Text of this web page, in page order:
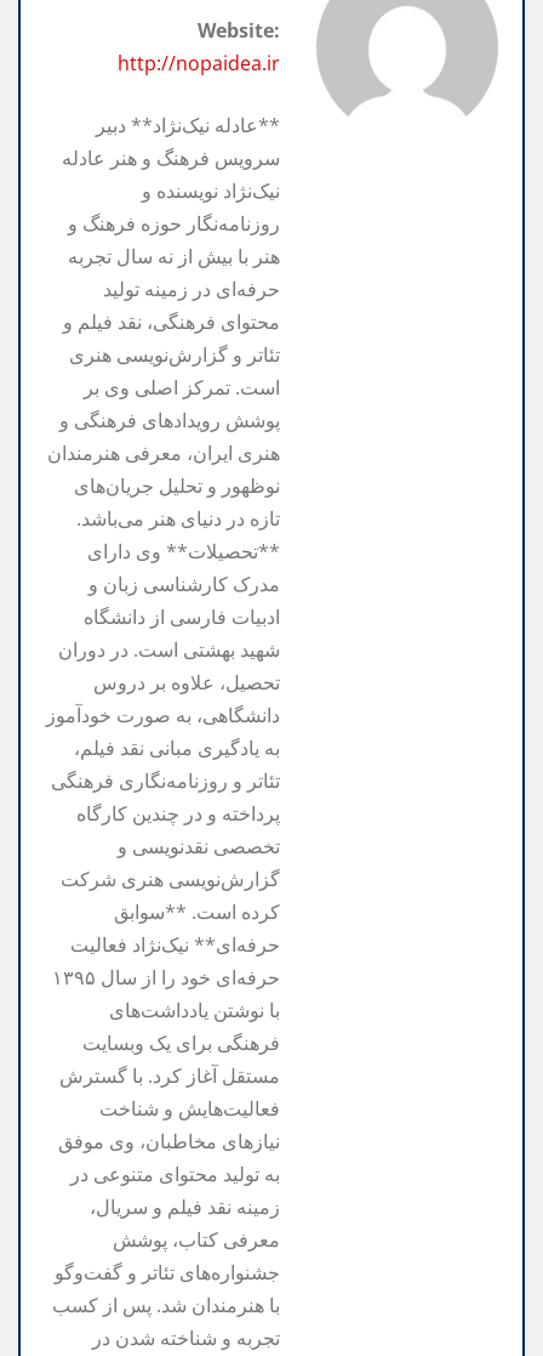
ke
Website:
http://nopaidea.ir
**عادله نیک‌نژاد** دبیر
سرویس فرهنگ و هنر عادله
نیک‌نژاد نویسنده و
روزنامه‌نگار حوزه فرهنگ و
هنر با بیش از نه سال تجربه
حرفه‌ای در زمینه تولید
محتوای فرهنگی، نقد فیلم و
تئاتر و گزارش‌نویسی هنری
است. تمرکز اصلی وی بر
پوشش رویدادهای فرهنگی و
هنری ایران، معرفی هنرمندان
نوظهور و تحلیل جریان‌های
تازه در دنیای هنر می‌باشد.
**تحصیلات** وی دارای
مدرک کارشناسی زبان و
ادبیات فارسی از دانشگاه
شهید بهشتی است. در دوران
تحصیل، علاوه بر دروس
دانشگاهی، به صورت خودآموز
به یادگیری مبانی نقد فیلم،
تئاتر و روزنامه‌نگاری فرهنگی
پرداخته و در چندین کارگاه
تخصصی نقدنویسی و
گزارش‌نویسی هنری شرکت
کرده است. **سوابق
حرفه‌ای** نیک‌نژاد فعالیت
حرفه‌ای خود را از سال ۱۳۹۵
با نوشتن یادداشت‌های
فرهنگی برای یک وبسایت
مستقل آغاز کرد. با گسترش
فعالیت‌هایش و شناخت
نیازهای مخاطبان، وی موفق
به تولید محتوای متنوعی در
زمینه نقد فیلم و سریال،
معرفی کتاب، پوشش
جشنواره‌های تئاتر و گفت‌وگو
با هنرمندان شد. پس از کسب
تجربه و شناخته شدن در